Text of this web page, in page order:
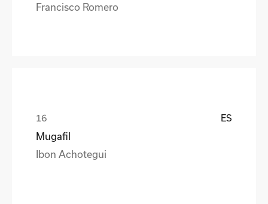
Francisco Romero
ES
Mugafil
Ibon Achotegui